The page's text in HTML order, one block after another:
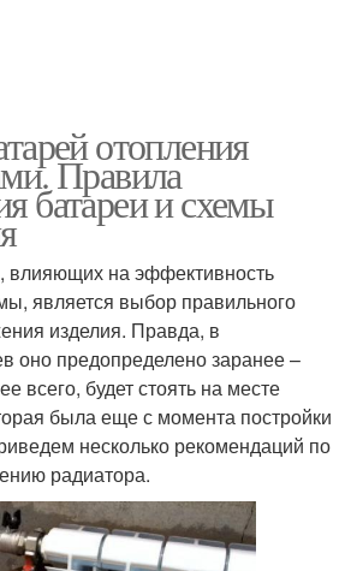
отопления
Правила
батареи и схемы
влияющих на эффективность
является выбор правильного
изделия. Правда, в
оно предопределено заранее –
всего, будет стоять на месте
была еще с момента постройки
несколько рекомендаций по
радиатора.